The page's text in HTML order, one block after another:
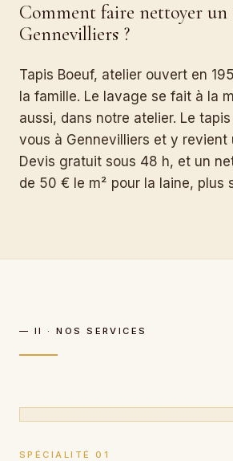
Comment faire nettoyer un
Gennevilliers ?
Tapis Boeuf, atelier ouvert en
la famille. Le lavage se fait à la
aussi, dans notre atelier. Le
vous à Gennevilliers et y revient
Devis gratuit sous 48 h, et un
de 50 € le m² pour la laine, plus
— II · NOS SERVICES
SPÉCIALITÉ 01